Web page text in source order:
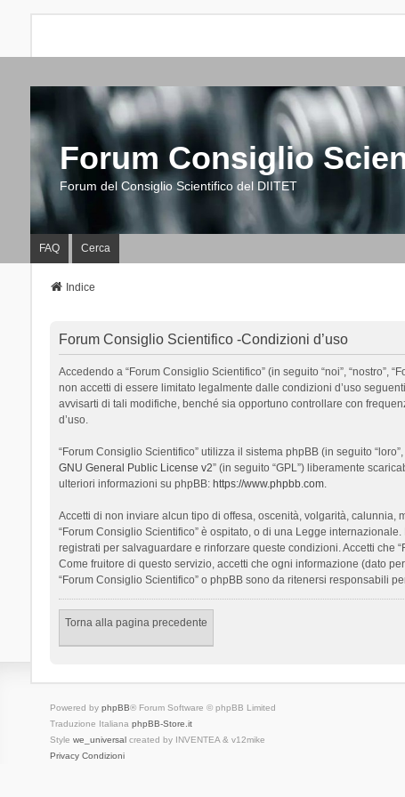
Forum Consiglio
Forum del Consiglio Scientifico del DIITET
FAQ Cerca
Indice
Forum Consiglio Scientifico -Condizioni d’uso
Accedendo a “Forum Consiglio Scientifico” (in seguito “noi”, “nostro”,
non accetti di essere limitato legalmente dalle condizioni d’uso
avvisarti di tali modifiche, benché sia opportuno controllare con
d’uso.
“Forum Consiglio Scientifico” utilizza il sistema phpBB (in seguito
GNU General Public License v2” (in seguito “GPL”) liberamente
ulteriori informazioni su phpBB: https://www.phpbb.com.
Accetti di non inviare alcun tipo di offesa, oscenità, volgarità,
“Forum Consiglio Scientifico” è ospitato, o di una Legge
registrati per salvaguardare e rinforzare queste condizioni. Accetti che
Come fruitore di questo servizio, accetti che ogni informazione (dato
“Forum Consiglio Scientifico” o phpBB sono da ritenersi responsabili
Torna alla pagina precedente
Powered by phpBB® Forum Software © phpBB Limited
Traduzione Italiana phpBB-Store.it
Style we_universalcreated by INVENTEA & v12mike
Privacy Condizioni